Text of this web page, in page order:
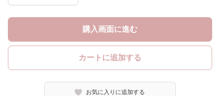
購入画面に進む
カートに追加する
お気に入りに追加する